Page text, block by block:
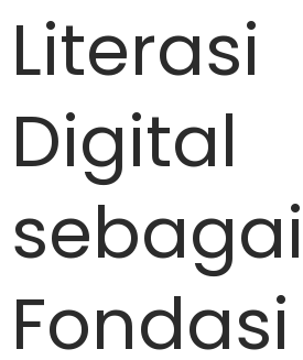
Literasi
Digital
sebagai
Fondasi